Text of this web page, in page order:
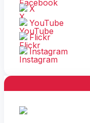
X
YouTube
Flickr
Instagram